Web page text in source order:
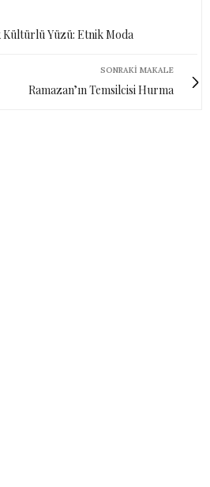
Kültürlü Yüzü: Etnik Moda
SONRAKI MAKALE
Ramazan’ın Temsilcisi Hurma